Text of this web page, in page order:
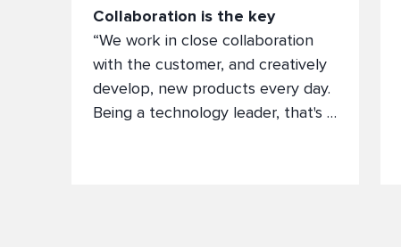
Collaboration is the key
“We work in close collaboration
with the customer, and creatively
develop, new products every day.
Being a technology leader, that's a